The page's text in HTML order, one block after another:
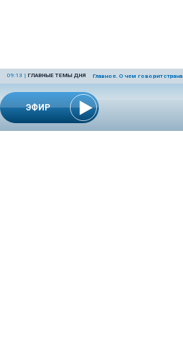
ЭФИР
09:13 | ГЛАВНЫЕ ТЕМЫ ДНЯ Главное. О чем говорит страна